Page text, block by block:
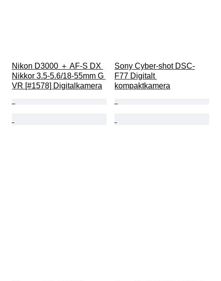
Nikon D3000 ＋ AF-S DX
Nikkor 3.5-5.6/18-55mm G
VR [#1578] Digitalkamera
Sony Cyber-shot DSC-
F77 Digitalt
kompaktkamera